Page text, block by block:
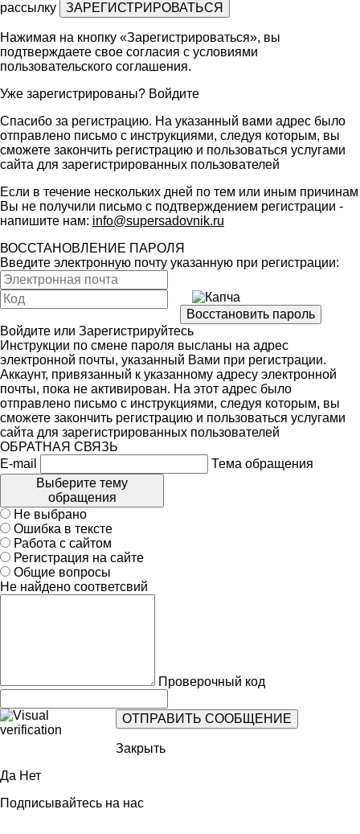
рассылку
Нажимая на кнопку «Зарегистрироваться», вы
подтверждаете свое согласия с условиями
пользовательского соглашения.
Уже зарегистрированы? Войдите
Спасибо за регистрацию. На указанный вами адрес было
отправлено письмо с инструкциями, следуя которым, вы
сможете закончить регистрацию и пользоваться услугами
сайта для зарегистрированных пользователей
Если в течение нескольких дней по тем или иным причинам
Вы не получили письмо с подтверждением регистрации -
напишите нам: info@supersadovnik.ru
ВОССТАНОВЛЕНИЕ ПАРОЛЯ
Введите электронную почту указанную при регистрации:
Войдите или Зарегистрируйтесь
Инструкции по смене пароля высланы на адрес
электронной почты, указанный Вами при регистрации.
Аккаунт, привязанный к указанному адресу электронной
почты, пока не активирован. На этот адрес было
отправлено письмо с инструкциями, следуя которым, вы
сможете закончить регистрацию и пользоваться услугами
сайта для зарегистрированных пользователей
ОБРАТНАЯ СВЯЗЬ
E-mail
Тема обращения
Выберите тему
обращения
Не выбрано
Ошибка в тексте
Работа с сайтом
Регистрация на сайте
Общие вопросы
Не найдено соответсвий
Проверочный код
Закрыть
Да Нет
Подписывайтесь на нас